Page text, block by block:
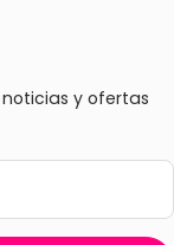
y ofertas